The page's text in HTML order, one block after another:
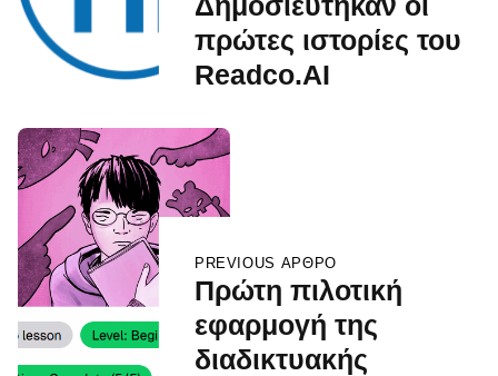
PREVIOUS ΆΡΘΡΟ
Πρώτη πιλοτική
εφαρμογή της
διαδικτυακής
πρώτες ιστορίες του
Readco.AI